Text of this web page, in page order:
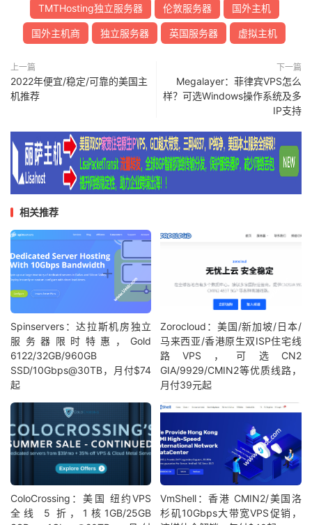
TMTHosting独立服务器 伦敦服务器 国外主机
国外主机商 独立服务器 英国服务器 虚拟主机
上一篇
2022年便宜/稳定/可靠的美国主
机推荐
下一篇
Megalayer：菲律宾VPS怎么
样？可选Windows操作系统及多
IP支持
相关推荐
Spinservers：达拉斯机房独立
服务器限时特惠，Gold
6122/32GB/960GB
SSD/10Gbps@30TB，月付$74
起
Zorocloud：美国/新加坡/日本/
马来西亚/香港原生双ISP住宅线
路VPS，可选CN2
GIA/9929/CMIN2等优质线路，
月付39元起
ColoCrossing：美国 纽约VPS
全线 5 折，1核1GB/25GB
VmShell：香港 CMIN2/美国洛
杉矶10Gbps大带宽VPS促销，